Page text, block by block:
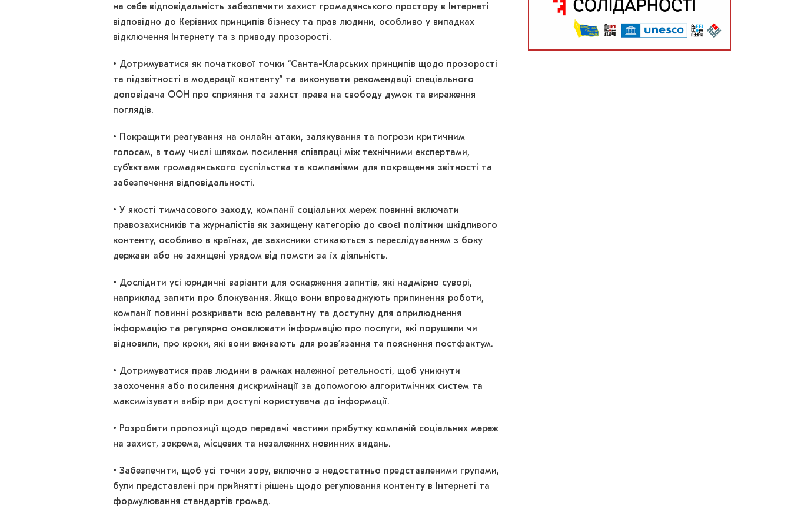
на себе відповідальність забезпечити захист громадянського простору в Інтернеті
відповідно до Керівних принципів бізнесу та прав людини, особливо у випадках
відключення Інтернету та з приводу прозорості.
• Дотримуватися як початкової точки “Санта-Кларських принципів щодо прозорості
та підзвітності в модерації контенту” та виконувати рекомендації спеціального
доповідача ООН про сприяння та захист права на свободу думок та вираження
поглядів.
• Покращити реагування на онлайн атаки, залякування та погрози критичним
голосам, в тому числі шляхом посилення співпраці між технічними експертами,
суб’єктами громадянського суспільства та компаніями для покращення звітності та
забезпечення відповідальності.
• У якості тимчасового заходу, компанії соціальних мереж повинні включати
правозахисників та журналістів як захищену категорію до своєї політики шкідливого
контенту, особливо в країнах, де захисники стикаються з переслідуванням з боку
держави або не захищені урядом від помсти за їх діяльність.
• Дослідити усі юридичні варіанти для оскарження запитів, які надмірно суворі,
наприклад запити про блокування. Якщо вони впроваджують припинення роботи,
компанії повинні розкривати всю релевантну та доступну для оприлюднення
інформацію та регулярно оновлювати інформацію про послуги, які порушили чи
відновили, про кроки, які вони вживають для розв’язання та пояснення постфактум.
• Дотримуватися прав людини в рамках належної ретельності, щоб уникнути
заохочення або посилення дискримінації за допомогою алгоритмічних систем та
максимізувати вибір при доступі користувача до інформації.
• Розробити пропозиції щодо передачі частини прибутку компаній соціальних мереж
на захист, зокрема, місцевих та незалежних новинних видань.
• Забезпечити, щоб усі точки зору, включно з недостатньо представленими групами,
були представлені при прийнятті рішень щодо регулювання контенту в Інтернеті та
формулювання стандартів громад.